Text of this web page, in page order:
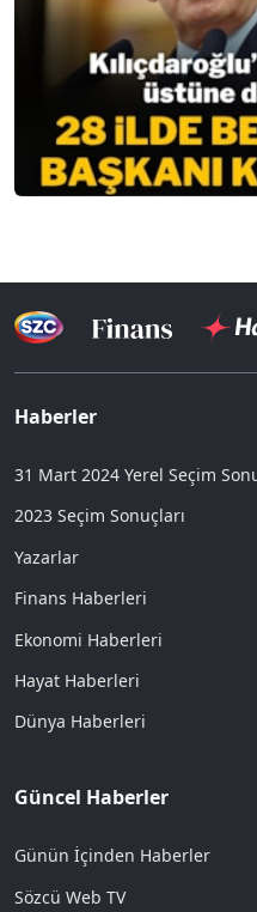
Haberler
31 Mart 2024 Yerel Seçim
2023 Seçim Sonuçları
Yazarlar
Finans Haberleri
Ekonomi Haberleri
Hayat Haberleri
Dünya Haberleri
Güncel Haberler
Günün İçinden Haberler
Sözcü Web TV